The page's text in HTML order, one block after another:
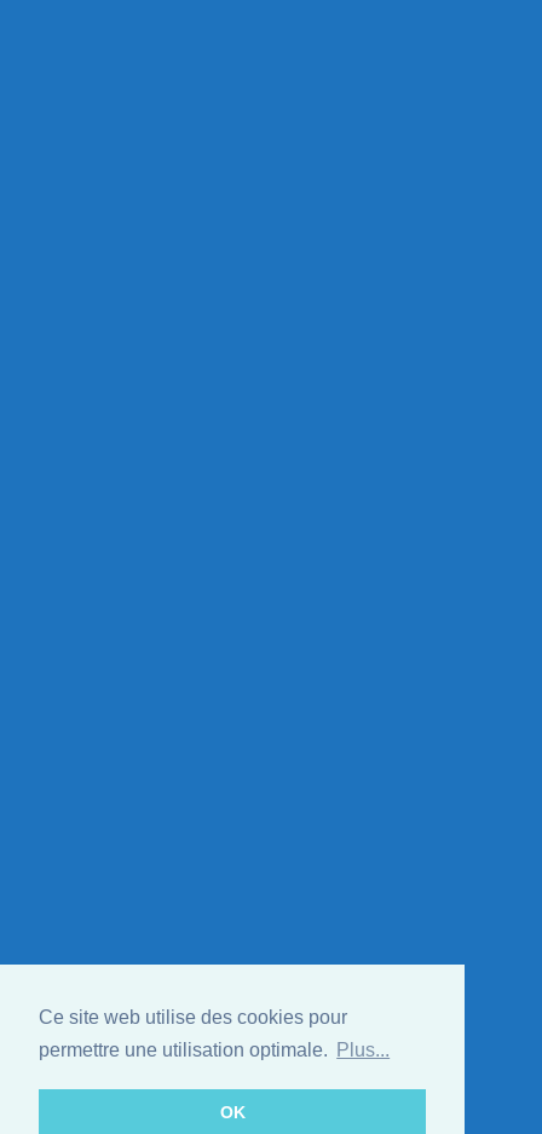
Ce site web utilise des cookies pour
permettre une utilisation optimale.
Plus...
OK